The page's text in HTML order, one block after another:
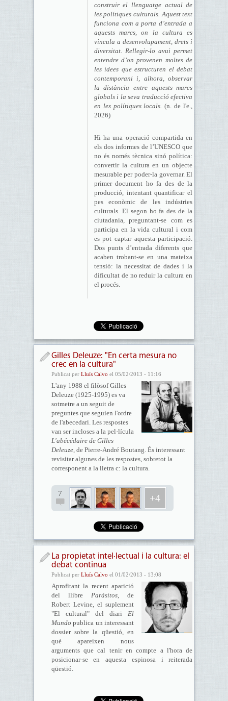
construir el llenguatge actual de
les polítiques culturals. Aquest text
funciona com a porta d’entrada a
aquests marcs, on la cultura es
vincula a desenvolupament, drets i
diversitat. Rellegir-lo avui permet
entendre d’on provenen moltes de
les idees que estructuren el debat
contemporani i, alhora, observar
la distància entre aquests marcs
globals i la seva traducció efectiva
en les polítiques locals.(n. de l'e.,
2026)
Hi ha una operació compartida en
els dos informes de l’UNESCO que
no és només tècnica sinó política:
convertir la cultura en un objecte
mesurable per poder-la governar. El
primer document ho fa des de la
producció, intentant quantificar el
pes econòmic de les indústries
culturals. El segon ho fa des de la
ciutadania, preguntant-se com es
participa en la vida cultural i com
es pot captar aquesta participació.
Dos punts d’entrada diferents que
acaben trobant-se en una mateixa
tensió: la necessitat de dades i la
dificultat de no reduir la cultura en
el procés.
Gilles Deleuze: "En certa mesura no
crec en la cultura"
Publicat per Lluís Calvo el 05/02/2013 - 11:16
L'any 1988 el filòsof Gilles
Deleuze (1925-1995) es va
sotmetre a un seguit de
preguntes que seguien l'ordre
de l'abecedari. Les respostes
van ser incloses a la pel·lícula
L'abécédaire de Gilles
Deleuze, de Pierre-André Boutang. És interessant
revisitar algunes de les respostes, sobretot la
corresponent a la lletra c: la cultura.
7 +4
La propietat intel·lectual i la cultura: el
debat continua
Publicat per Lluís Calvo el 01/02/2013 - 13:08
Aprofitant la recent aparició
del llibreParásitos, de
Robert Levine, el suplement
"El cultural" del diariEl
Mundo publica un interessant
dossier sobre la qüestió, en
què apareixen nous
arguments que cal tenir en compte a l'hora de
posicionar-se en aquesta espinosa i reiterada
qüestió.